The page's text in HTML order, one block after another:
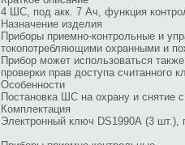
4 ШС, под акк. 7 Ач, функция
Назначение изделия
Приборы приемно-контрольные и
токопотребляющими охранными и
Прибор может использоваться
проверки прав доступа считанного
Особенности
Постановка ШС на охрану и снятие
Комплектация
Электронный ключ DS1990А (3 шт.),